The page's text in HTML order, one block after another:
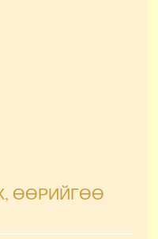
ӨӨРИЙГӨӨ